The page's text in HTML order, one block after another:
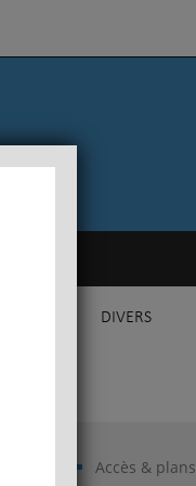
DIVERS
Accès & plans